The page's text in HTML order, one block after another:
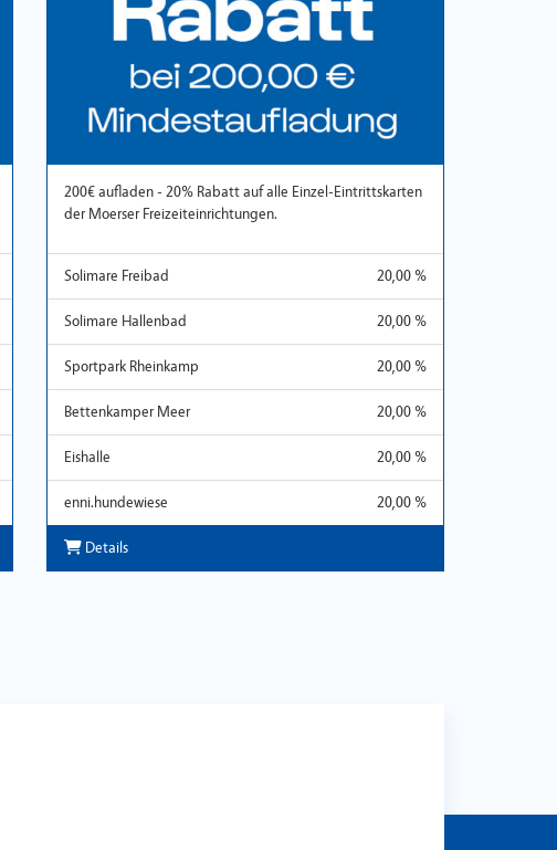
200€ aufladen - 20% Rabatt auf alle Einzel-Eintrittskarten
der Moerser Freizeiteinrichtungen.
Solimare Freibad 20,00 %
Solimare Hallenbad 20,00 %
Sportpark Rheinkamp 20,00 %
Bettenkamper Meer 20,00 %
Eishalle 20,00 %
enni.hundewiese 20,00 %
Details